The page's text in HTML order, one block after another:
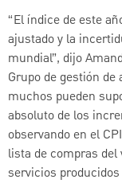
“El índice de este
ajustado y la
mundial”, dijo
Grupo de gestión de
muchos pueden
absoluto de los
observando en el
lista de compras
servicios producidos